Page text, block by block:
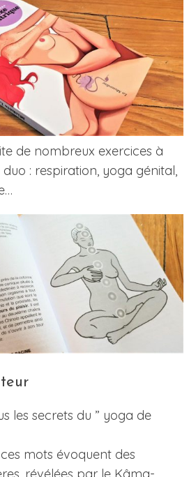
de nombreux exercices à
: respiration, yoga génital,
les secrets du ” yoga de
mots évoquent des
révélées par le Kâma-